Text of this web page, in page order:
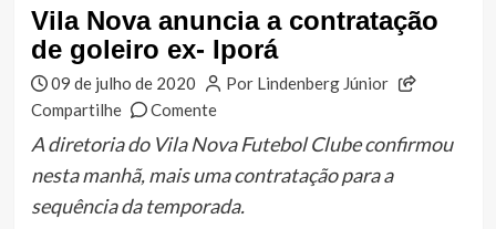
Vila Nova anuncia a contratação
de goleiro ex- Iporá
09 de julho de 2020
Por Lindenberg Júnior
Compartilhe
Comente
A diretoria do Vila Nova Futebol Clube confirmou
nesta manhã, mais uma contratação para a
sequência da temporada.